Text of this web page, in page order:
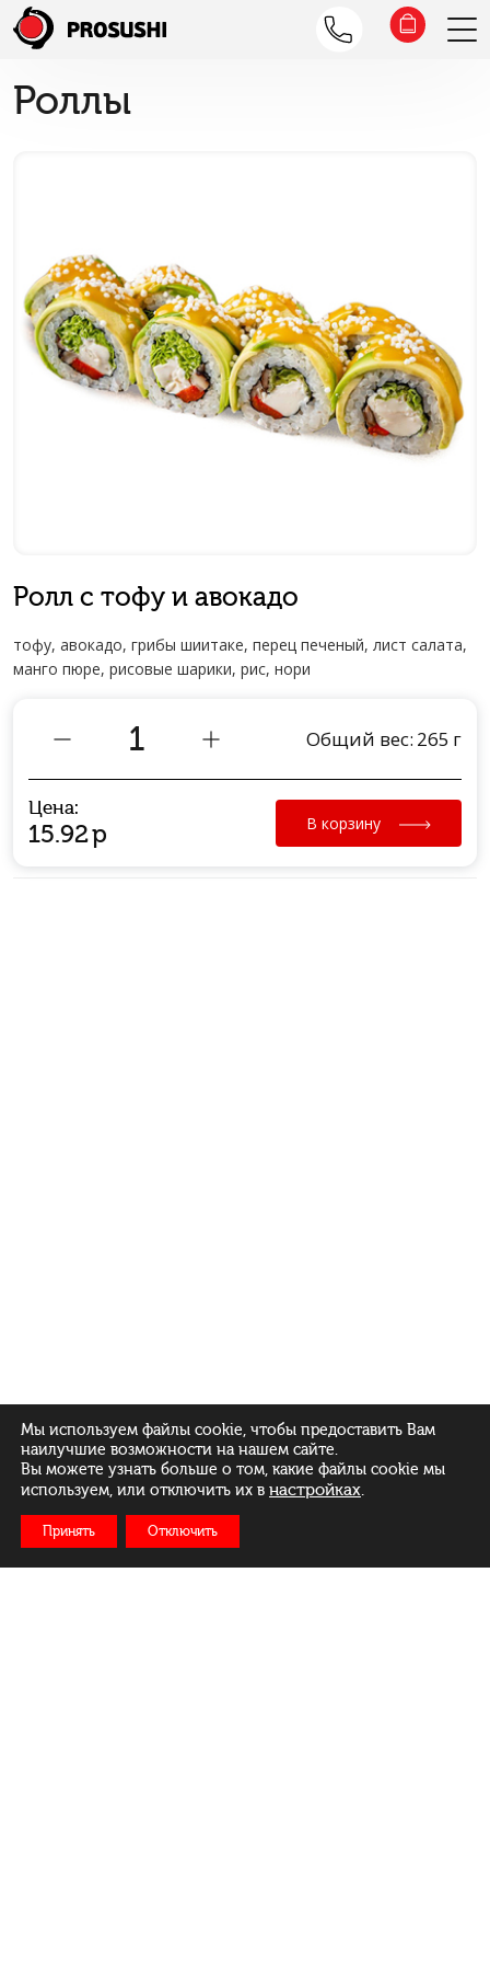
Роллы
Ролл с тофу и авокадо
тофу, авокадо, грибы шиитаке, перец печеный, лист салата,
манго пюре, рисовые шарики, рис, нори
Общий вес: 265 г
Цена:
15.92р В корзину
Мы используем файлы cookie, чтобы предоставить Вам
наилучшие возможности на нашем сайте.
Вы можете узнать больше о том, какие файлы cookie мы
используем, или отключить их в настройках.
Принять Отключить